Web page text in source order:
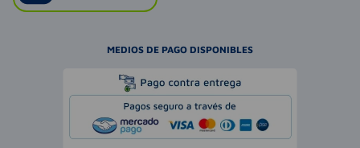
MEDIOS DE PAGO DISPONIBLES